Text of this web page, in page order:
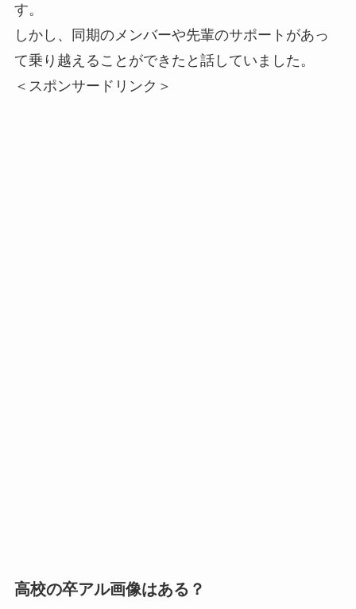
す。
しかし、同期のメンバーや先輩のサポートがあっ
て乗り越えることができたと話していました。
＜スポンサードリンク＞
高校の卒アル画像はある？